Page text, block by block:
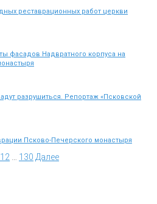
реставрационных работ церкви
фасадов Надвратного корпуса на
разрушиться. Репортаж «Псковской
Псково-Печерского монастыря
130 Далее